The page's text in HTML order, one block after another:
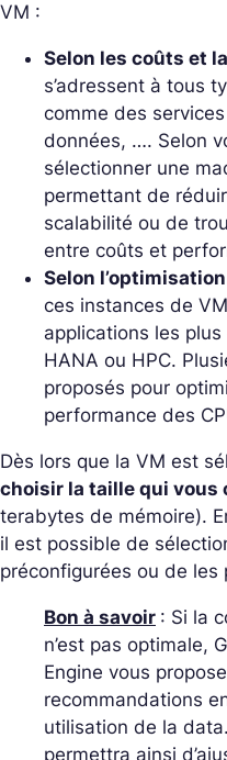
VM :
Selon les coûts et
s’adressent à tous
comme des
données, …. Selon
sélectionner une
permettant de
scalabilité ou de
entre coûts et
Selon
ces instances de
applications les
HANA ou HPC.
proposés pour
performance des
Dès lors que la VM est
choisir la taille qui vous
terabytes de mémoire).
il est possible de
préconfigurées ou de les
Bon à savoir : Si la
n’est pas optimale,
Engine vous
recommandations
utilisation de la
permettra ainsi